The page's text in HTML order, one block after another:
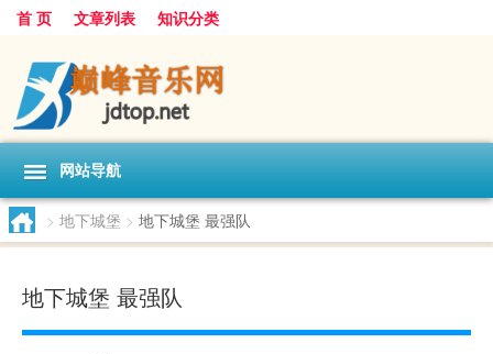
首 页 文章列表 知识分类
网站导航
> 地下城堡 > 地下城堡 最强队
地下城堡 最强队